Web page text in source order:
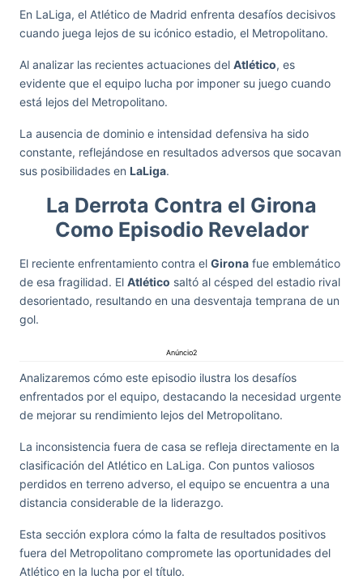
En LaLiga, el Atlético de Madrid enfrenta desafíos decisivos
cuando juega lejos de su icónico estadio, el Metropolitano.
Al analizar las recientes actuaciones del Atlético, es
evidente que el equipo lucha por imponer su juego cuando
está lejos del Metropolitano.
La ausencia de dominio e intensidad defensiva ha sido
constante, reflejándose en resultados adversos que socavan
sus posibilidades en LaLiga.
La Derrota Contra el Girona
Como Episodio Revelador
El reciente enfrentamiento contra el Girona fue emblemático
de esa fragilidad. El Atlético saltó al césped del estadio rival
desorientado, resultando en una desventaja temprana de un
gol.
Anúncio2
Analizaremos cómo este episodio ilustra los desafíos
enfrentados por el equipo, destacando la necesidad urgente
de mejorar su rendimiento lejos del Metropolitano.
La inconsistencia fuera de casa se refleja directamente en la
clasificación del Atlético en LaLiga. Con puntos valiosos
perdidos en terreno adverso, el equipo se encuentra a una
distancia considerable de la liderazgo.
Esta sección explora cómo la falta de resultados positivos
fuera del Metropolitano compromete las oportunidades del
Atlético en la lucha por el título.